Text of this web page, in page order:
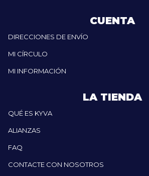
CUENTA
DIRECCIONES DE ENVÍO
MI CÍRCULO
MI INFORMACIÓN
LA TIENDA
QUÉ ES KYVA
ALIANZAS
FAQ
CONTACTE CON NOSOTROS